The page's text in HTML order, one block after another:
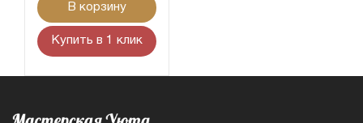
В корзину
Купить в 1 клик